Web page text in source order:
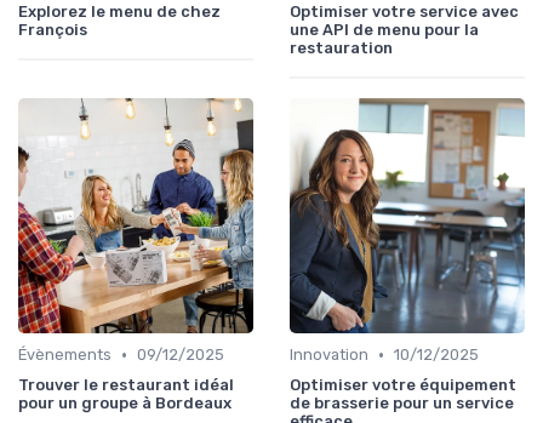
Explorez le menu de chez
François
Optimiser votre service avec
une API de menu pour la
restauration
Évènements • 09/12/2025
Trouver le restaurant idéal
pour un groupe à Bordeaux
Innovation • 10/12/2025
Optimiser votre équipement
de brasserie pour un service